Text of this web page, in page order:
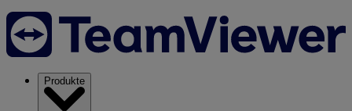
Produkte